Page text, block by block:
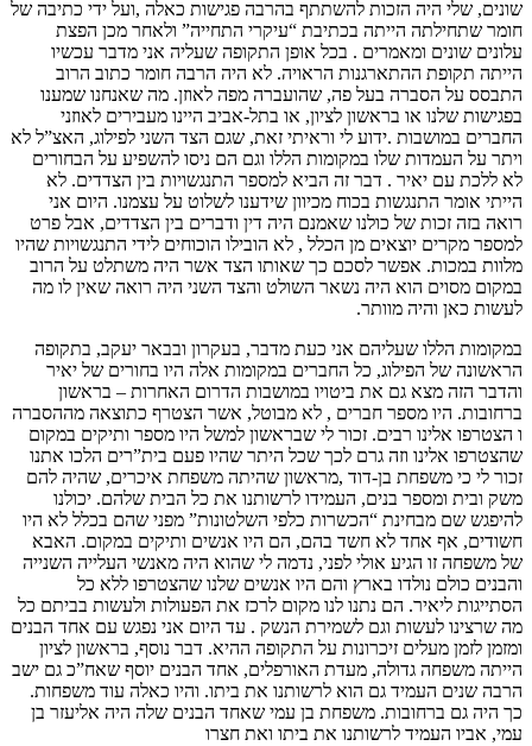
שונים, שלי היה הזכות להשתתף בהרבה פגישות כאלה ,ועל ידי כתיבה של
חומר שתחילתה הייתה בכתיבת “עיקרי התחייה” ולאחר מכן הפצת
עלונים שונים ומאמרים . בכל אופן התקופה שעליה אני מדבר עכשיו
הייתה תקופת ההתארגנות הראויה. לא היה הרבה חומר כתוב הרוב
התבסס על הסברה בעל פה, שהועברה מפה לאוזן. מה שאנחנו שמענו
בפגישות שלנו או בראשון לציון, או בתל-אביב היינו מעבירים לאוזני
החברים במושבות .ידוע לי וראיתי זאת, שגם הצד השני לפילוג, האצ”ל לא
ויתר על העמדות שלו במקומות הללו וגם הם ניסו להשפיע על הבחורים
לא ללכת עם יאיר . דבר זה הביא למספר התנגשויות בין הצדדים. לא
הייתי אומר התנגשות בכוח מכיוון שידענו לשלוט על עצמנו. היום אני
רואה בזה זכות של כולנו שאמנם היה דין ודברים בין הצדדים, אבל פרט
למספר מקרים יוצאים מן הכלל , לא הובילו הוכוחים לידי התנגשויות שהיו
מלוות במכות. אפשר לסכם כך שאותו הצד אשר היה משתלט על הרוב
במקום מסוים הוא היה נשאר השולט והצד השני היה רואה שאין לו מה
לעשות כאן והיה מוותר.
במקומות הללו שעליהם אני כעת מדבר, בעקרון ובבאר יעקב, בתקופה
הראשונה של הפילוג, כל החברים במקומות אלה היו בחורים של יאיר
והדבר הזה מצא גם את ביטויו במושבות הדרום האחרות – בראשון
ברחובות. היו מספר חברים , לא מבוטל, אשר הצטרף כתוצאה מההסברה
ו הצטרפו אלינו רבים. זכור לי שבראשון למשל היו מספר ותיקים במקום
שהצטרפו אלינו וזה גרם לכך שכל היתר שהיו פעם בית”רים הלכו אתנו
זכור לי כי משפחת בן-דוד ,מראשון שהיתה משפחת איכרים, שהיה להם
משק ובית ומספר בנים, העמידו לרשותנו את כל הבית שלהם. יכולנו
להיפגש שם מבחינת “הכשרות כלפי השלטונות” מפני שהם בכלל לא היו
חשודים, אף אחד לא חשד בהם, הם היו אנשים ותיקים במקום. האבא
של משפחה זו הגיע אולי לפני, נדמה לי שהוא היה מאנשי העלייה השנייה
והבנים כולם נולדו בארץ והם היו אנשים שלנו שהצטרפו ללא כל
הסתייגות ליאיר. הם נתנו לנו מקום לרכז את הפעולות ולעשות בביתם כל
מה שרצינו לעשות וגם לשמירת הנשק . עד היום אני נפגש עם אחד הבנים
ומזמן לזמן מעלים זיכרונות על התקופה ההיא. דבר נוסף, בראשון לציון
הייתה משפחה גדולה, מעדת האורפלים, אחד הבנים יוסף שאח”כ גם ישב
הרבה שנים העמיד גם הוא לרשותנו את ביתו. והיו כאלה עוד משפחות.
כך היה גם ברחובות. משפחת בן עמי שאחד הבנים שלה היה אליעזר בן
עמי, אביו העמיד לרשותנו את ביתו ואת חצרו